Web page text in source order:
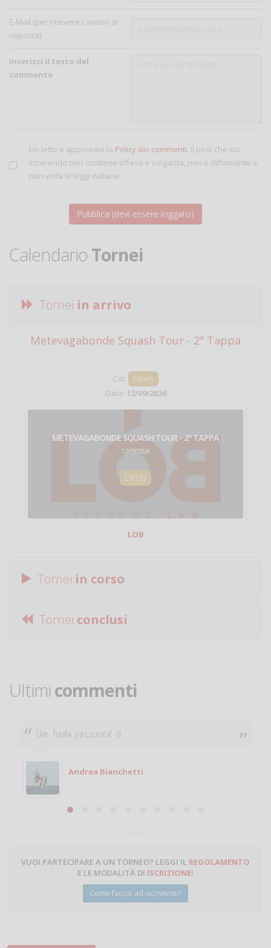
E-Mail (per ricevere l'avviso di
risposta)
Inserisci il testo del
commento
Ho letto e approvato la Policy dei commenti. Il post che sto
inserendo non contiene offese e volgarità, non è diffamante e
non viola le leggi italiane.
Calendario Tornei
Tornei in arrivo
Metevagabonde Squash Tour - 2ª Tappa
Cat:
Open
Data: 12/09/2026
METEVAGABONDE SQUASH TOUR - 2ª TAPPA
12/09/2026
OPEN
LOB
Tornei in corso
Tornei conclusi
Ultimi commenti
Ciao. Sono a Treviglio da poco e vorrei tornare a
giocare. Se sei in zona e puoi giocare fammi sapere.
Michele
Michele Miglionico
VUOI PARTECIPARE A UN TORNEO? LEGGI IL REGOLAMENTO
E LE MODALITÀ DI ISCRIZIONE!
Come faccio ad iscrivermi?